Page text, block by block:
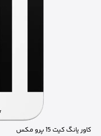
کاور یانگ کیت 15 پرو مکس